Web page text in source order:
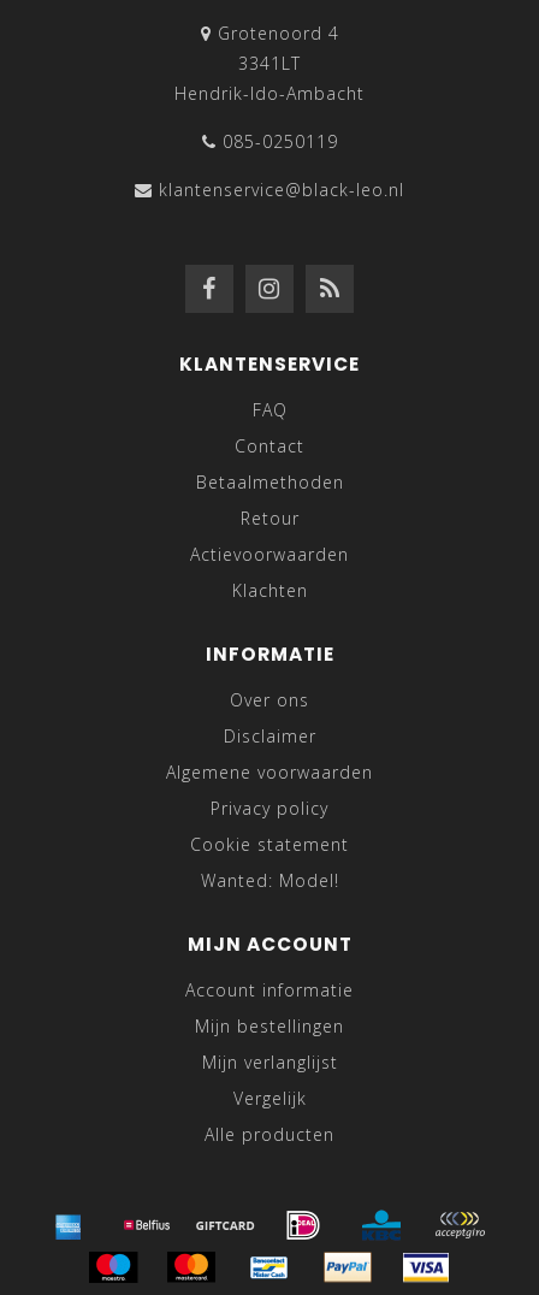
Grotenoord 4
3341LT
Hendrik-Ido-Ambacht
085-0250119
klantenservice@black-leo.nl
KLANTENSERVICE
FAQ
Contact
Betaalmethoden
Retour
Actievoorwaarden
Klachten
INFORMATIE
Over ons
Disclaimer
Algemene voorwaarden
Privacy policy
Cookie statement
Wanted: Model!
MIJN ACCOUNT
Account informatie
Mijn bestellingen
Mijn verlanglijst
Vergelijk
Alle producten